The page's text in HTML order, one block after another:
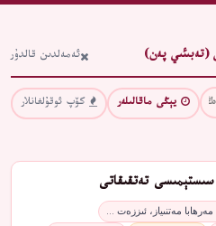
(تەبىئىي پەن) ئەمەلدىن قالدۇر
يېڭى ماقالىلەر
كۆپ ئوقۇلغانلار
تەتقىقاتى
مەتنىياز، ئىززەت …